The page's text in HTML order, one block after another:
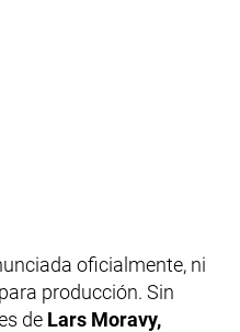
oficialmente, ni
producción. Sin
de Lars Moravy,